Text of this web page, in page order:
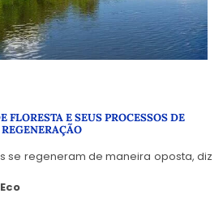
FLORESTA E SEUS PROCESSOS DE
REGENERAÇÃO
se regeneram de maneira oposta, diz